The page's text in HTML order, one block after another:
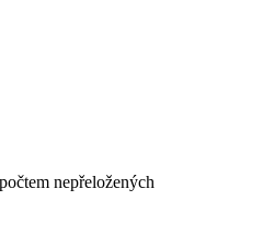
nepřeložených